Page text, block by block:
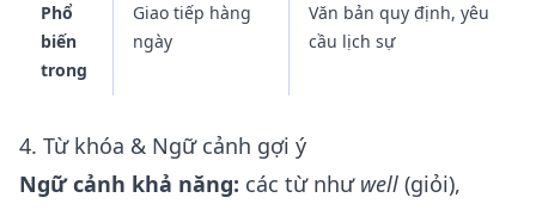
Phổ
biến
trong
Giao tiếp hàng
ngày
Văn bản quy định, yêu
cầu lịch sự
4. Từ khóa & Ngữ cảnh gợi ý
Ngữ cảnh khả năng: các từ như well (giỏi),